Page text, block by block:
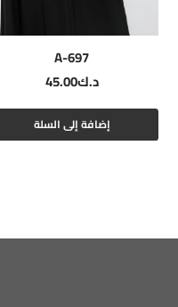
A-697
د.ك45.00
إضافة إلى السلة